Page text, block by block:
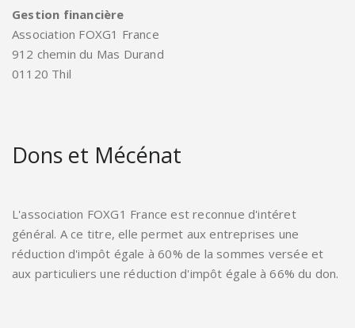
Gestion financière
Association FOXG1 France
912 chemin du Mas Durand
01120 Thil
Dons et Mécénat
L'association FOXG1 France est reconnue d'intéret
général. A ce titre, elle permet aux entreprises une
réduction d'impôt égale à 60% de la sommes versée et
aux particuliers une réduction d'impôt égale à 66% du don.